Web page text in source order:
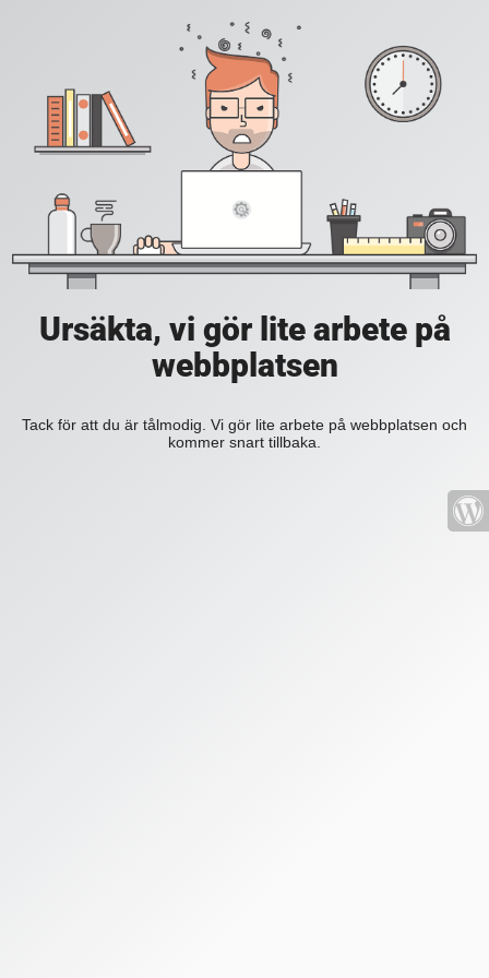
Ursäkta, vi gör lite arbete på
webbplatsen
Tack för att du är tålmodig. Vi gör lite arbete på webbplatsen och
kommer snart tillbaka.